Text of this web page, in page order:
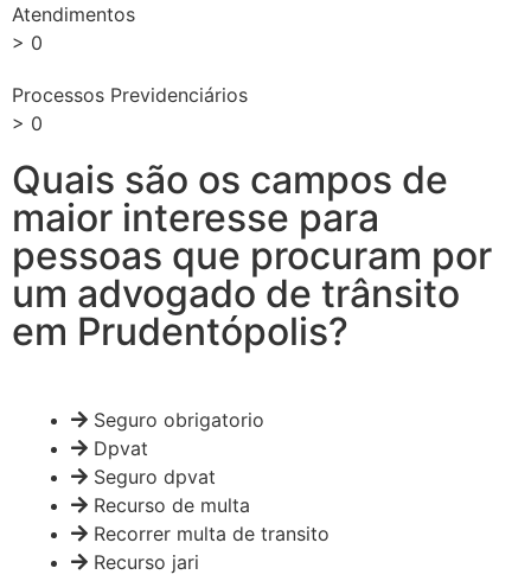
Atendimentos
> 0
Processos Previdenciários
> 0
Quais são os campos de
maior interesse para
pessoas que procuram por
um advogado de trânsito
em Prudentópolis?
Seguro obrigatorio
Dpvat
Seguro dpvat
Recurso de multa
Recorrer multa de transito
Recurso jari